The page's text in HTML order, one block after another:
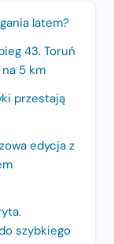
latem?
43. Toruń
na 5 km
przestają
edycja z
szybkiego